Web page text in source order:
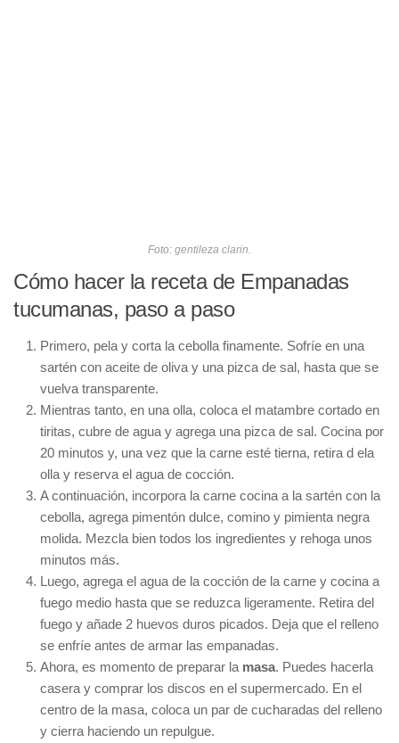
Foto: gentileza clarin.
Cómo hacer la receta de Empanadas
tucumanas, paso a paso
Primero, pela y corta la cebolla finamente. Sofríe en una
sartén con aceite de oliva y una pizca de sal, hasta que se
vuelva transparente.
Mientras tanto, en una olla, coloca el matambre cortado en
tiritas, cubre de agua y agrega una pizca de sal. Cocina por
20 minutos y, una vez que la carne esté tierna, retira d ela
olla y reserva el agua de cocción.
A continuación, incorpora la carne cocina a la sartén con la
cebolla, agrega pimentón dulce, comino y pimienta negra
molida. Mezcla bien todos los ingredientes y rehoga unos
minutos más.
Luego, agrega el agua de la cocción de la carne y cocina a
fuego medio hasta que se reduzca ligeramente. Retira del
fuego y añade 2 huevos duros picados. Deja que el relleno
se enfríe antes de armar las empanadas.
Ahora, es momento de preparar la masa. Puedes hacerla
casera y comprar los discos en el supermercado. En el
centro de la masa, coloca un par de cucharadas del relleno
y cierra haciendo un repulgue.